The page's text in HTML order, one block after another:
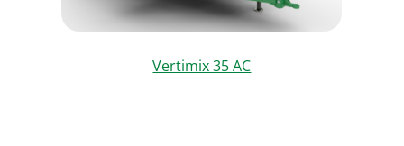
Vertimix 35 AC